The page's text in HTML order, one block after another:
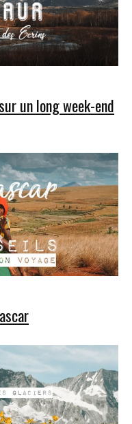
un long week-end